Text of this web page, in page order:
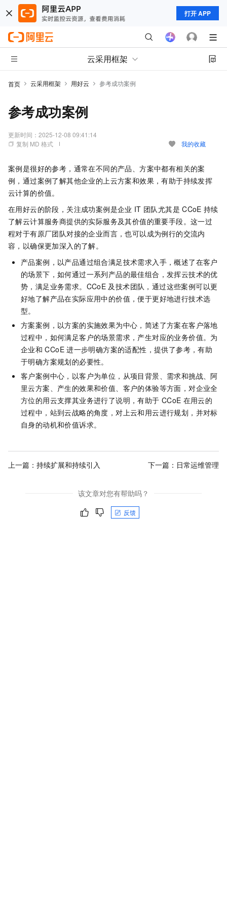
打开 APP
云采用框架
首页 云采用框架 用好云 参考成功案例
参考成功案例
更新时间： 2025-12-08 09:41:14
复制 MD 格式
我的收藏
案例是很好的参考，通常在不同的产品、方案中都有相关的案
例，通过案例了解其他企业的上云方案和效果，有助于持续发挥
云计算的价值。
在用好云的阶段，关注成功案例是企业 IT 团队尤其是 CCoE 持续
了解云计算服务商提供的实际服务及其价值的重要手段。这一过
程对于有原厂团队对接的企业而言，也可以成为例行的交流内
容，以确保更加深入的了解。
产品案例，以产品通过组合满足技术需求入手，概述了在客户
的场景下，如何通过一系列产品的最佳组合，发挥云技术的优
势，满足业务需求。CCoE 及技术团队，通过这些案例可以更
好地了解产品在实际应用中的价值，便于更好地进行技术选
型。
方案案例，以方案的实施效果为中心，简述了方案在客户落地
过程中，如何满足客户的场景需求，产生对应的业务价值。为
企业和 CCoE 进一步明确方案的适配性，提供了参考，有助
于明确方案规划的必要性。
客户案例中心，以客户为单位，从项目背景、需求和挑战、阿
里云方案、产生的效果和价值、客户的体验等方面，对企业全
方位的用云支撑其业务进行了说明，有助于 CCoE 在用云的
过程中，站到云战略的角度，对上云和用云进行规划，并对标
自身的动机和价值诉求。
上一篇： 持续扩展和持续引入 下一篇： 日常运维管理
该文章对您有帮助吗？
反馈